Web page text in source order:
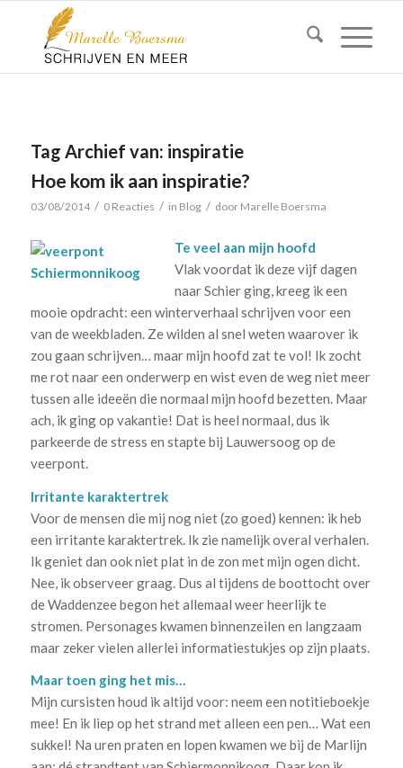
Tag Archief van: inspiratie
Hoe kom ik aan inspiratie?
03/08/2014 / 0 Reacties / in Blog / door Marelle Boersma
Te veel aan mijn hoofd
Vlak voordat ik deze vijf dagen
naar Schier ging, kreeg ik een
mooie opdracht: een winterverhaal schrijven voor een
van de weekbladen. Ze wilden al snel weten waarover ik
zou gaan schrijven… maar mijn hoofd zat te vol! Ik zocht
me rot naar een onderwerp en wist even de weg niet meer
tussen alle ideeën die normaal mijn hoofd bezetten. Maar
ach, ik ging op vakantie! Dat is heel normaal, dus ik
parkeerde de stress en stapte bij Lauwersoog op de
veerpont.
Irritante karaktertrek
Voor de mensen die mij nog niet (zo goed) kennen: ik heb
een irritante karaktertrek. Ik zie namelijk overal verhalen.
Ik geniet dan ook niet plat in de zon met mijn ogen dicht.
Nee, ik observeer graag. Dus al tijdens de boottocht over
de Waddenzee begon het allemaal weer heerlijk te
stromen. Personages kwamen binnenzeilen en langzaam
maar zeker vielen allerlei informatiestukjes op zijn plaats.
Maar toen ging het mis…
Mijn cursisten houd ik altijd voor: neem een notitieboekje
mee! En ik liep op het strand met alleen een pen… Wat een
sukkel! Na uren praten en lopen kwamen we bij de Marlijn